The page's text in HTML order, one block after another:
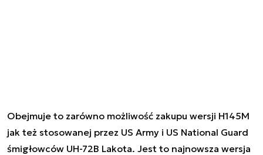
Obejmuje to zarówno możliwość zakupu wersji H145M
jak też stosowanej przez US Army i US National Guard
śmigłowców UH-72B Lakota. Jest to najnowsza wersja